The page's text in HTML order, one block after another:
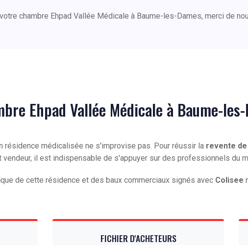
chambre Ehpad Vallée Médicale à Baume-les-Dames, merci de
Ehpad Vallée Médicale à Baume-
résidence médicalisée ne s'improvise pas. Pour réussir la revente
vendeur, il est indispensable de s'appuyer sur des professionnels du
de cette résidence et des baux commerciaux signés avec Colisee
FICHIER D'ACHETEURS